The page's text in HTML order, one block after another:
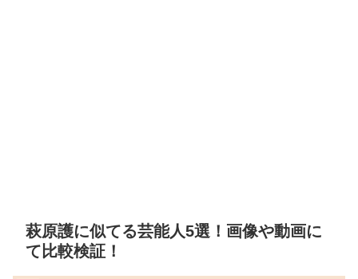
萩原護に似てる芸能人5選！画像や動画に
て比較検証！